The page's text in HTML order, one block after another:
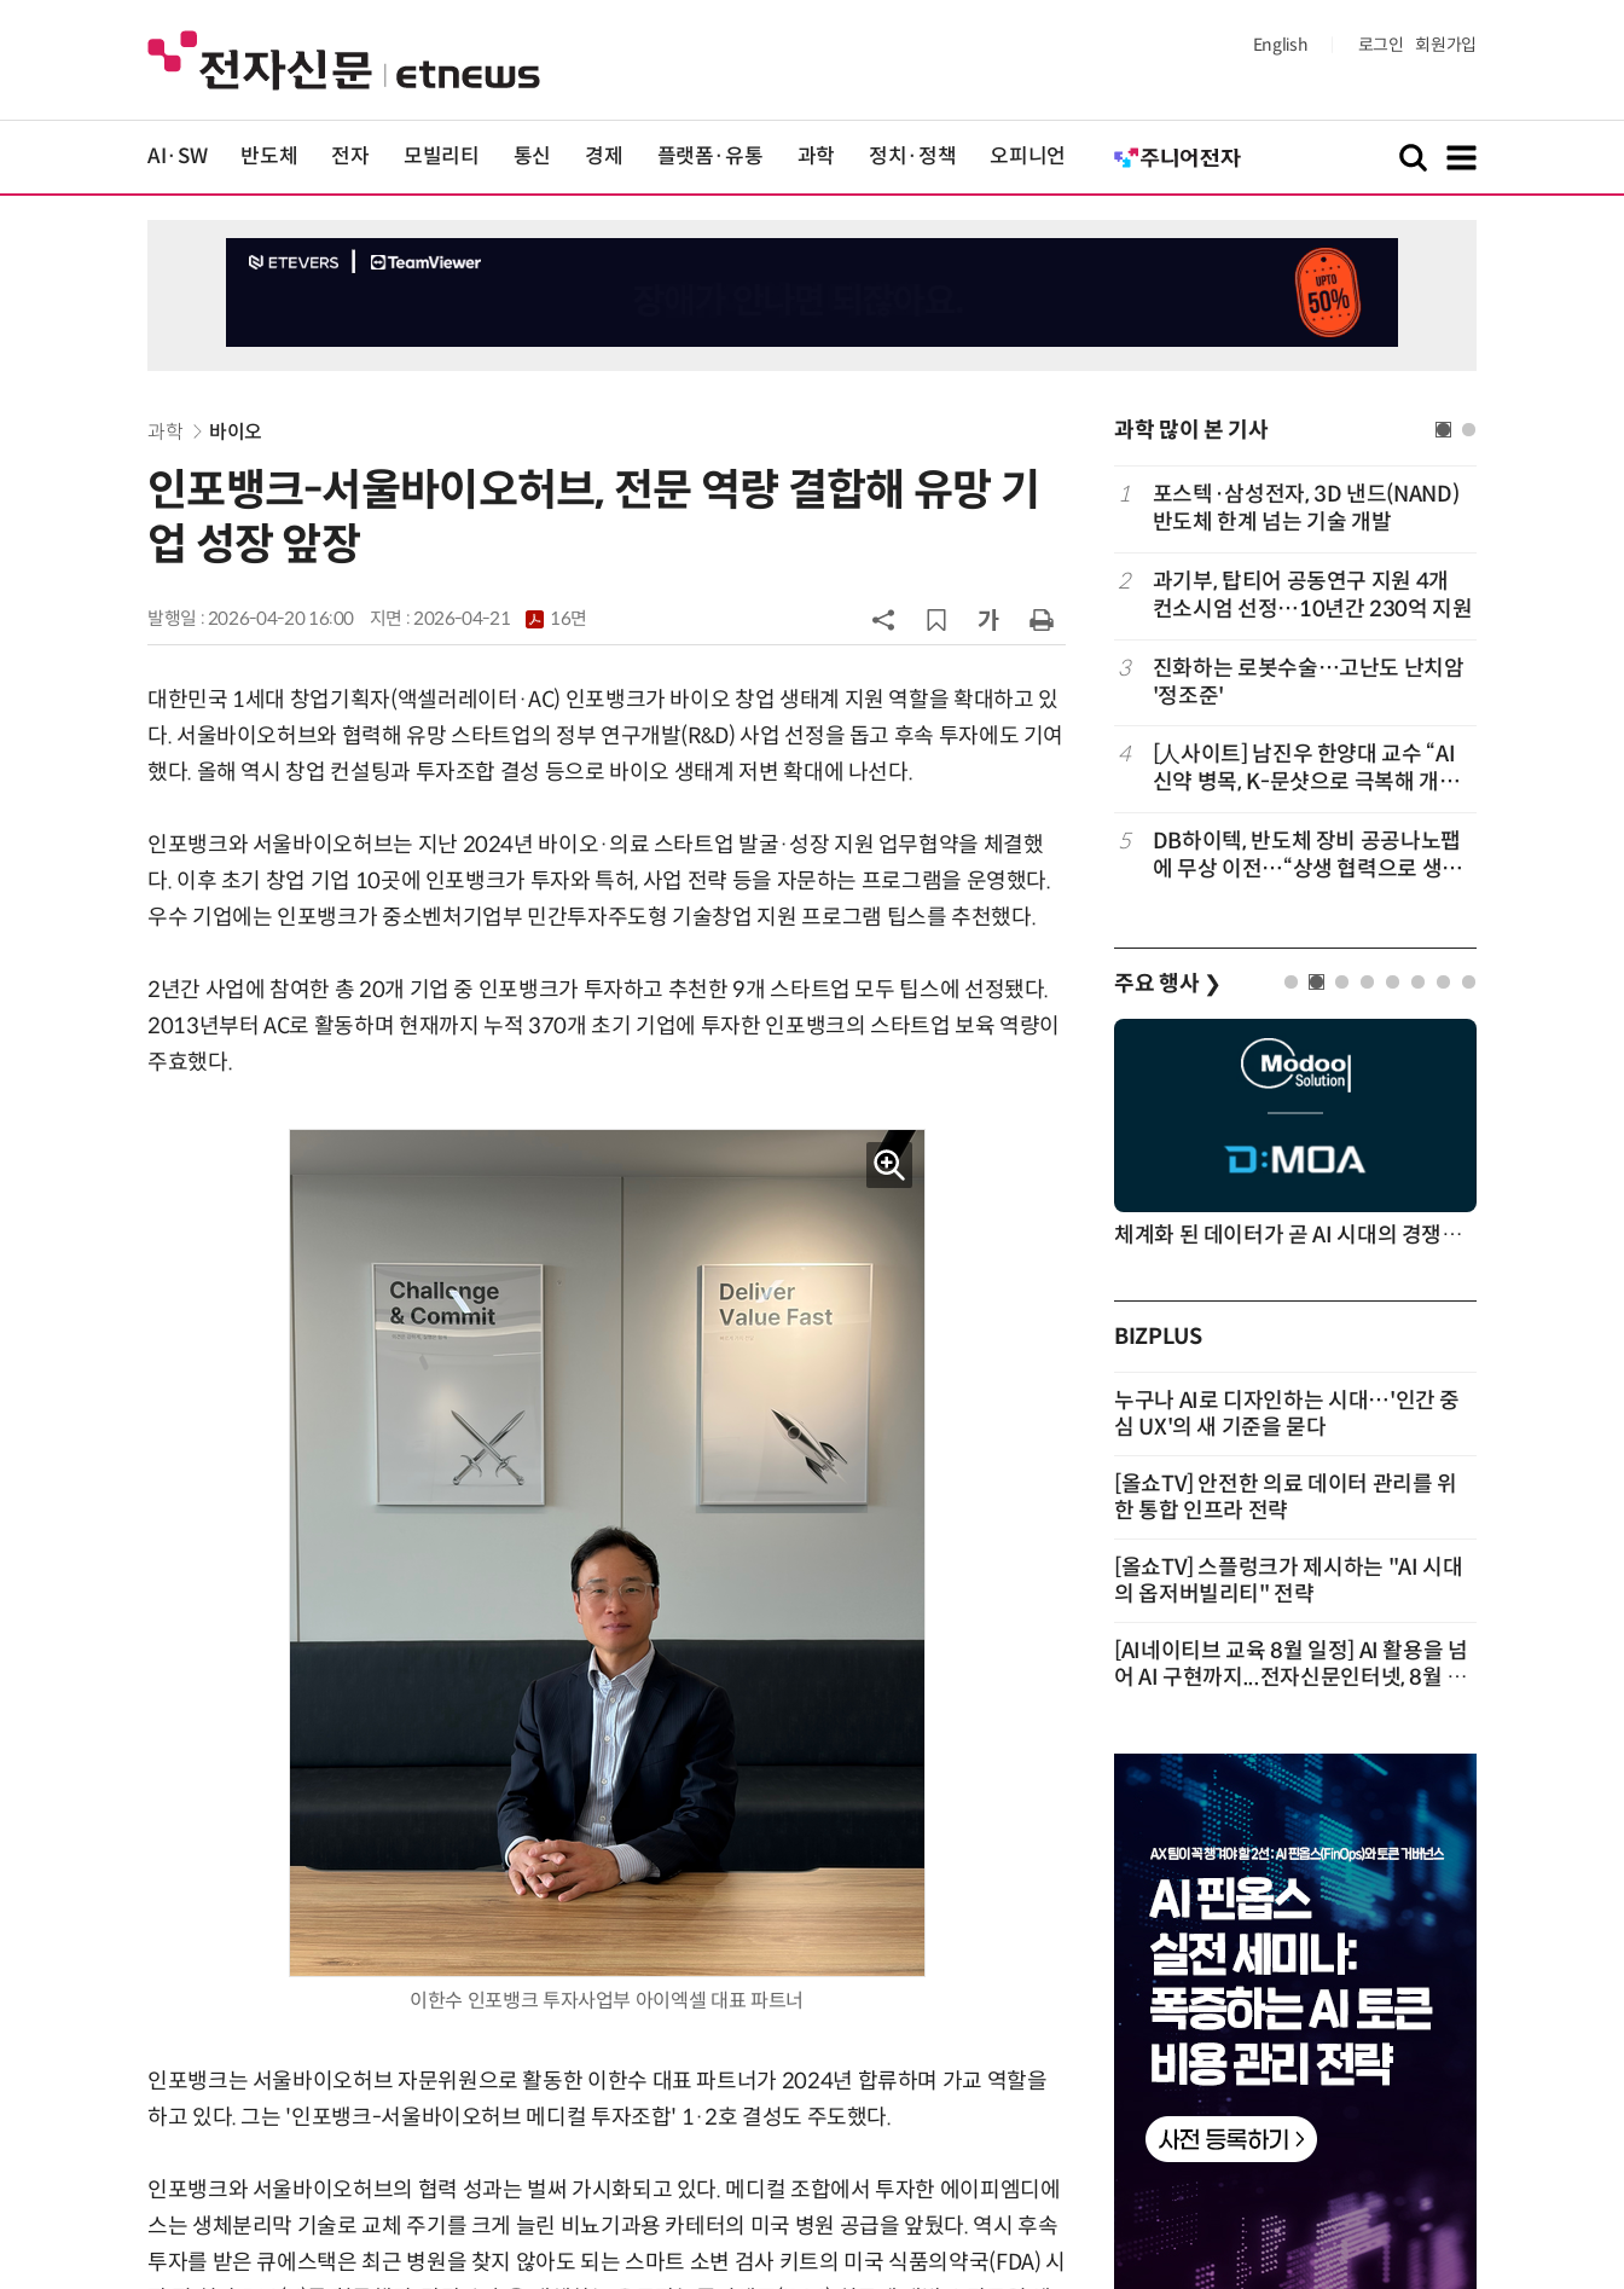
English 로그인 회원가입
AI·SW 반도체 전자 모빌리티 통신 경제 플랫폼·유통 과학 정치·정책 오피니언
과학 바이오
인포뱅크-서울바이오허브, 전문 역량 결합해 유망 기
업 성장 앞장
발행일 : 2026-04-20 16:00 지면 :2026-04-21 16면
대한민국 1세대 창업기획자(액셀러레이터·AC) 인포뱅크가 바이오 창업 생태계 지원 역할을 확대하고 있
다. 서울바이오허브와 협력해 유망 스타트업의 정부 연구개발(R&D) 사업 선정을 돕고 후속 투자에도 기여
했다. 올해 역시 창업 컨설팅과 투자조합 결성 등으로 바이오 생태계 저변 확대에 나선다.
인포뱅크와 서울바이오허브는 지난 2024년 바이오·의료 스타트업 발굴·성장 지원 업무협약을 체결했
다. 이후 초기 창업 기업 10곳에 인포뱅크가 투자와 특허, 사업 전략 등을 자문하는 프로그램을 운영했다.
우수 기업에는 인포뱅크가 중소벤처기업부 민간투자주도형 기술창업 지원 프로그램 팁스를 추천했다.
2년간 사업에 참여한 총 20개 기업 중 인포뱅크가 투자하고 추천한 9개 스타트업 모두 팁스에 선정됐다.
2013년부터 AC로 활동하며 현재까지 누적 370개 초기 기업에 투자한 인포뱅크의 스타트업 보육 역량이
주효했다.
이한수 인포뱅크 투자사업부 아이엑셀 대표 파트너
인포뱅크는 서울바이오허브 자문위원으로 활동한 이한수 대표 파트너가 2024년 합류하며 가교 역할을
하고 있다. 그는 '인포뱅크-서울바이오허브 메디컬 투자조합' 1·2호 결성도 주도했다.
인포뱅크와 서울바이오허브의 협력 성과는 벌써 가시화되고 있다. 메디컬 조합에서 투자한 에이피엠디에
스는 생체분리막 기술로 교체 주기를 크게 늘린 비뇨기과용 카테터의 미국 병원 공급을 앞뒀다. 역시 후속
투자를 받은 큐에스택은 최근 병원을 찾지 않아도 되는 스마트 소변 검사 키트의 미국 식품의약국(FDA) 시
과학 많이 본 기사
6
KIST, 기존 반도체 공정으로 전기·
·바이오 실험에 더위도 잊었다…
“내년 2기로 이어집니다”
부, 첨단 의료 AI 임상 확산 지원
9
[르포]아이들이 직접 첨단 전자현미
경 다루며 과학원리 체득...과학체험
10 다누리, 스페이스X 팰컨9 달 충돌 전
후 포착
1
포스텍·삼성전자, 3D 낸드(NAND)
반도체 한계 넘는 기술 개발
2
과기부, 탑티어 공동연구 지원 4개
컨소시엄 선정…10년간 230억 지원
3
진화하는 로봇수술…고난도 난치암
'정조준'
4
[人사이트] 남진우 한양대 교수 “AI
신약 병목, K-문샷으로 극복해 개발
5
DB하이텍, 반도체 장비 공공나노팹
에 무상 이전…“상생 협력으로 생태
주요 행사 ❯
체계화 된 데이터가 곧 AI 시대의 경쟁력이다
BIZPLUS
누구나 AI로 디자인하는 시대…'인간 중
심 UX'의 새 기준을 묻다
[올쇼TV] 안전한 의료 데이터 관리를 위
한 통합 인프라 전략
[올쇼TV] 스플렁크가 제시하는 "AI 시대
의 옵저버빌리티" 전략
[AI네이티브 교육 8월 일정] AI 활용을 넘
어 AI 구현까지...전자신문인터넷, 8월 실